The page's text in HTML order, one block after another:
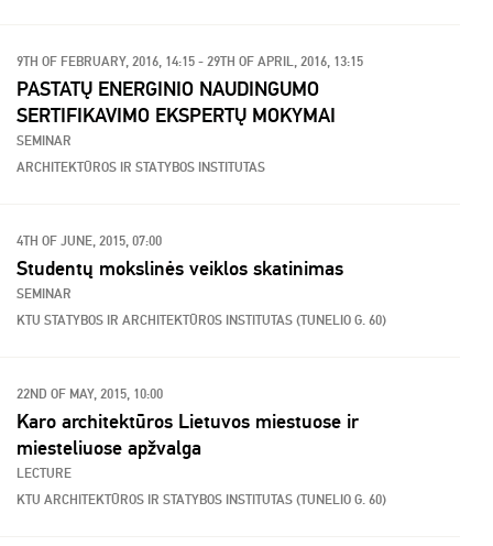
9TH OF FEBRUARY, 2016, 14:15 - 29TH OF APRIL, 2016, 13:15
PASTATŲ ENERGINIO NAUDINGUMO
SERTIFIKAVIMO EKSPERTŲ MOKYMAI
SEMINAR
ARCHITEKTŪROS IR STATYBOS INSTITUTAS
4TH OF JUNE, 2015, 07:00
Studentų mokslinės veiklos skatinimas
SEMINAR
KTU STATYBOS IR ARCHITEKTŪROS INSTITUTAS (TUNELIO G. 60)
22ND OF MAY, 2015, 10:00
Karo architektūros Lietuvos miestuose ir
miesteliuose apžvalga
LECTURE
KTU ARCHITEKTŪROS IR STATYBOS INSTITUTAS (TUNELIO G. 60)